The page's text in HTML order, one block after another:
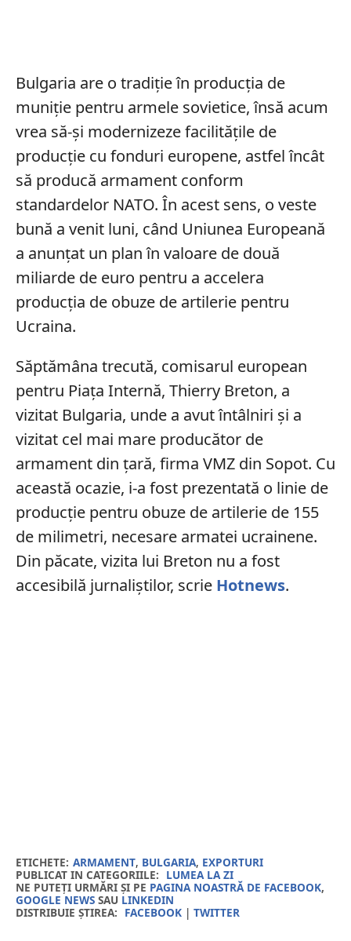
Bulgaria are o tradiție în producția de
muniție pentru armele sovietice, însă acum
vrea să-și modernizeze facilitățile de
producție cu fonduri europene, astfel încât
să producă armament conform
standardelor NATO. În acest sens, o veste
bună a venit luni, când Uniunea Europeană
a anunțat un plan în valoare de două
miliarde de euro pentru a accelera
producția de obuze de artilerie pentru
Ucraina.
Săptămâna trecută, comisarul european
pentru Piața Internă, Thierry Breton, a
vizitat Bulgaria, unde a avut întâlniri și a
vizitat cel mai mare producător de
armament din țară, firma VMZ din Sopot. Cu
această ocazie, i-a fost prezentată o linie de
producție pentru obuze de artilerie de 155
de milimetri, necesare armatei ucrainene.
Din păcate, vizita lui Breton nu a fost
accesibilă jurnaliștilor, scrie Hotnews.
ETICHETE: ARMAMENT, BULGARIA, EXPORTURI
PUBLICAT IN CATEGORIILE: LUMEA LA ZI
NE PUTEȚI URMĂRI ȘI PE PAGINA NOASTRĂ DE FACEBOOK,
GOOGLE NEWSSAU LINKEDIN
DISTRIBUIE ȘTIREA: FACEBOOK| TWITTER